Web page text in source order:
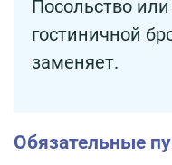
Посольство
гостиничной
заменяет.
Обязательные